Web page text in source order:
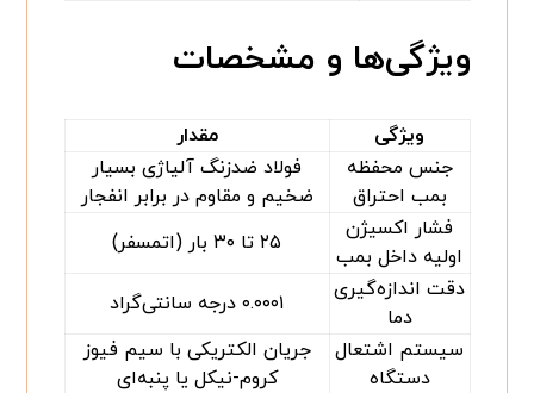
ویژگی‌ها و مشخصات
ویژگی
مقدار
جنس محفظه
بمب احتراق
فولاد ضدزنگ آلیاژی بسیار
ضخیم و مقاوم در برابر انفجار
فشار اکسیژن
اولیه داخل بمب
۲۵ تا ۳۰ بار (اتمسفر)
دقت اندازه‌گیری
دما
۰.۰۰۰۱ درجه سانتی‌گراد
سیستم اشتعال
دستگاه
جریان الکتریکی با سیم فیوز
کروم-نیکل یا پنبه‌ای